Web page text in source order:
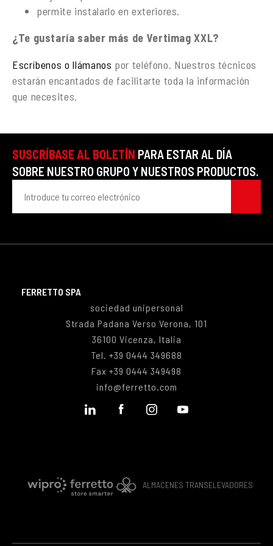
permite instalarlo en exteriores.
¿Te gustaría saber más de Vertimag XXL?
Escríbenos o llámanos por teléfono. Nuestros técnicos
estarán encantados de facilitarte toda la información
que necesites.
SUSCRÍBASE AL BOLETÍN PARA ESTAR AL DÍA
SOBRE NUESTRO GRUPO Y NUESTROS PRODUCTOS.
FERRETTO SPA
sociedad unipersonal
Strada Padana Verso Verona, 101
36100 Vicenza, Italia
Tel. +39 0444 349688
Fax +39 0444 349498
info@ferretto.com
ALMACENES TRANSELEVADORES